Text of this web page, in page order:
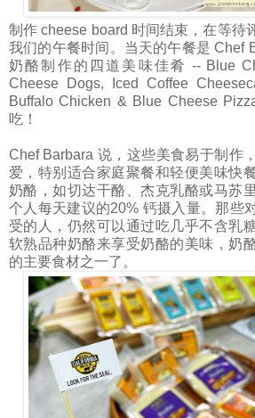
制作 cheese board 时间结束，在等待
我们的午餐时间。当天的午餐是 Chef
奶酪制作的四道美味佳肴 -- Blue
Cheese Dogs, Iced Coffee
Buffalo Chicken & Blue Cheese
吃！
Chef Barbara 说，这些美食易于制作
爱，特别适合家庭聚餐和轻便美味快
奶酪，如切达干酪、杰克乳酪或马苏
个人每天建议的20% 钙摄入量。那些
受的人，仍然可以通过吃几乎不含乳
软熟品种奶酪来享受奶酪的美味，奶
的主要食材之一了。